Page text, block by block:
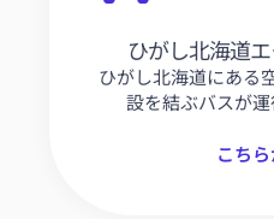
ひがし北海道
ひがし北海道にある
設を結ぶバスが運
こち